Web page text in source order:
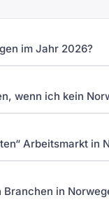
im Jahr 2026?
wenn ich kein
Arbeitsmarkt in
in